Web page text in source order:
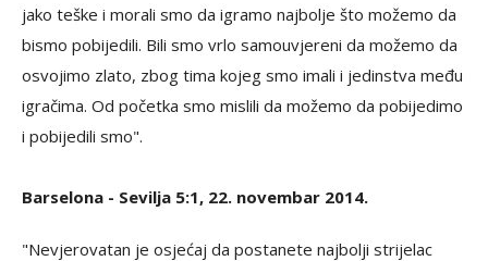
jako teške i morali smo da igramo najbolje što možemo da
bismo pobijedili. Bili smo vrlo samouvjereni da možemo da
osvojimo zlato, zbog tima kojeg smo imali i jedinstva među
igračima. Od početka smo mislili da možemo da pobijedimo
i pobijedili smo".
Barselona - Sevilja 5:1, 22. novembar 2014.
"Nevjerovatan je osjećaj da postanete najbolji strijelac